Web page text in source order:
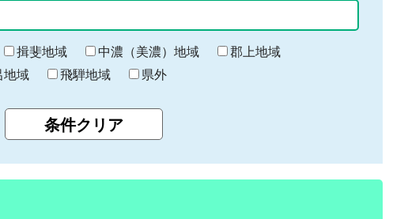
揖斐地域 中濃（美濃）地域
郡上地域
地域 飛騨地域 県外